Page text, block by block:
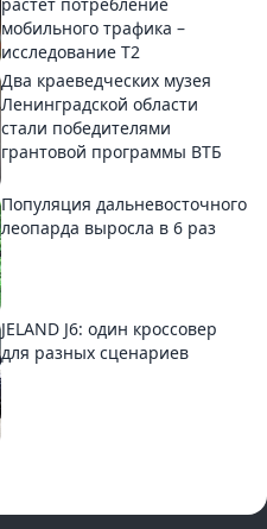
мобильного трафика –
исследование T2
Два краеведческих музея
Ленинградской области
стали победителями
грантовой программы ВТБ
Популяция дальневосточного
леопарда выросла в 6 раз
JELAND J6: один кроссовер
для разных сценариев